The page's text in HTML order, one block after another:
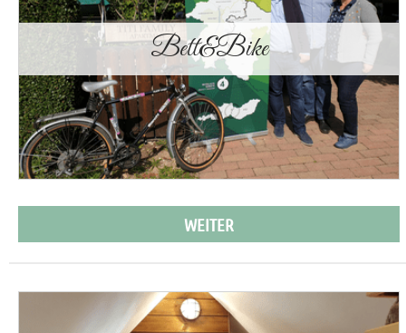
Bett&Bike
WEITER